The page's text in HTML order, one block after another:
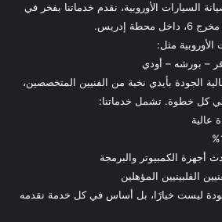
السيارات الأوروبية، نقدم خدماتنا بفخر في
إدريس.
مثل:
الجودة بأيدي نخبة من الفنيين المتخصصين،
كل خطوة. تشمل خدماتنا:
عالية
الكمبيوتر والبرمجة
الفلبينيين المؤهلين
ليست خيارًا، بل أساس في كل خدمة نقدمه